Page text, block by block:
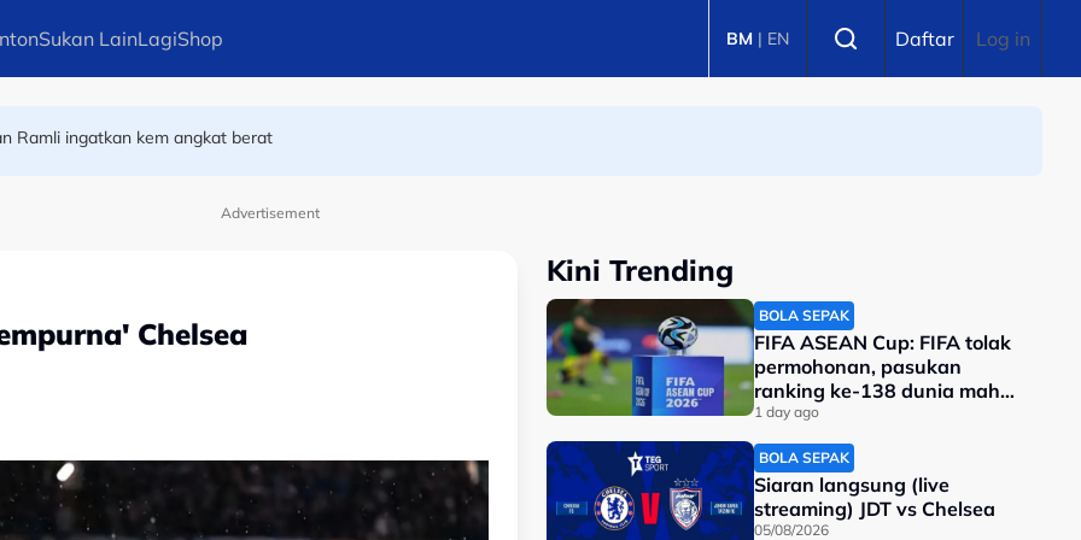
Sukan LainLagiShop BM | EN Daftar Log in
Advertisement
Chelsea
Kini Trending
BOLA SEPAK
FIFA ASEAN Cup: FIFA tolak
permohonan, pasukan
ranking ke-138 dunia mahu
tarik diri?
1 day ago
BOLA SEPAK
Siaran langsung (live
streaming) JDT vs Chelsea
05/08/2026